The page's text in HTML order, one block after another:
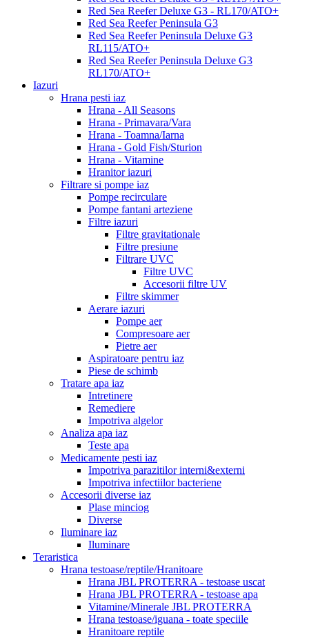
Red Sea Reefer Deluxe G3 - RL170/ATO+
Red Sea Reefer Peninsula G3
Red Sea Reefer Peninsula Deluxe G3
RL115/ATO+
Red Sea Reefer Peninsula Deluxe G3
RL170/ATO+
Iazuri
Hrana pesti iaz
Hrana - All Seasons
Hrana - Primavara/Vara
Hrana - Toamna/Iarna
Hrana - Gold Fish/Sturion
Hrana - Vitamine
Hranitor iazuri
Filtrare si pompe iaz
Pompe recirculare
Pompe fantani arteziene
Filtre iazuri
Filtre gravitationale
Filtre presiune
Filtrare UVC
Filtre UVC
Accesorii filtre UV
Filtre skimmer
Aerare iazuri
Pompe aer
Compresoare aer
Pietre aer
Aspiratoare pentru iaz
Piese de schimb
Tratare apa iaz
Intretinere
Remediere
Impotriva algelor
Analiza apa iaz
Teste apa
Medicamente pesti iaz
Impotriva parazitilor interni&externi
Impotriva infectiilor bacteriene
Accesorii diverse iaz
Plase minciog
Diverse
Iluminare iaz
Iluminare
Teraristica
Hrana testoase/reptile/Hranitoare
Hrana JBL PROTERRA - testoase uscat
Hrana JBL PROTERRA - testoase apa
Vitamine/Minerale JBL PROTERRA
Hrana testoase/iguana - toate speciile
Hranitoare reptile